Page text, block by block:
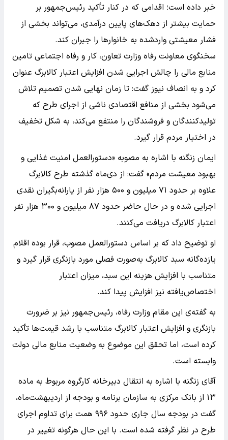
خبر داده است؛ اقدامی که در کنار تأکید رئیس‌جمهور بر
حمایت بیشتر از دهک‌های پایین درآمدی، می‌تواند بخشی از
فشار معیشتی واردشده به خانوارها را جبران کند.
سخنگوی معاونت رفاه وزارت تعاون، کار و رفاه اجتماعی تامین
منابع مالی را چالش اجرایی شدن افزایش اعتبار کالابرگ عنوان
کرد و به انصاف نیوز گفت: تا زمان نهایی شدن تصمیم تلاش
می‌شود بخشی از منافع اقتصادی ناشی از اجرای طرح که
تولیدکنندگان و فروشندگان را منتفع می‌کند، به شکل تخفیف
در اختیار مردم قرار گیرد.
ایمان زنگنه با اشاره به مصوبه «دستورالعمل امنیت غذایی و
بهبود معیشت مردم» گفت: از دی‌ماه گذشته طرح کالابرگ
علاوه بر حدود ۷۱ میلیون و ۵۰۰ هزار نفر از یارانه‌بگیران نقدی
اجرایی شده و در حال حاضر حدود ۸۷ میلیون و ۳۰۰ هزار نفر
اعتبار کالابرگ دریافت می‌کنند.
او توضیح داد که بر اساس دستورالعمل مصوب، قرار بوده اقلام
یازده‌گانه سبد کالابرگ به‌صورت فصلی مورد بازنگری قرار گیرد و
متناسب با افزایش هزینه این سبد، میزان اعتبار
اختصاص‌یافته نیز افزایش پیدا کند.
به گفته‌ی این مقام وزارت رفاه، رئیس‌جمهور نیز بر ضرورت
بازنگری و افزایش اعتبار کالابرگ متناسب با رشد قیمت‌ها تأکید
کرده است، اما تحقق این موضوع به وضعیت منابع مالی دولت
وابسته است.
آقای زنگنه با اشاره به انتقال دبیرخانه کارگروه مربوط به ماده
۱۳ از بانک مرکزی به سازمان برنامه و بودجه از اردیبهشت‌ماه،
گفت در بودجه سال جاری حدود ۹۹۶ همت برای تداوم اجرای
طرح در نظر گرفته شده است. با این حال هرگونه تغییر در